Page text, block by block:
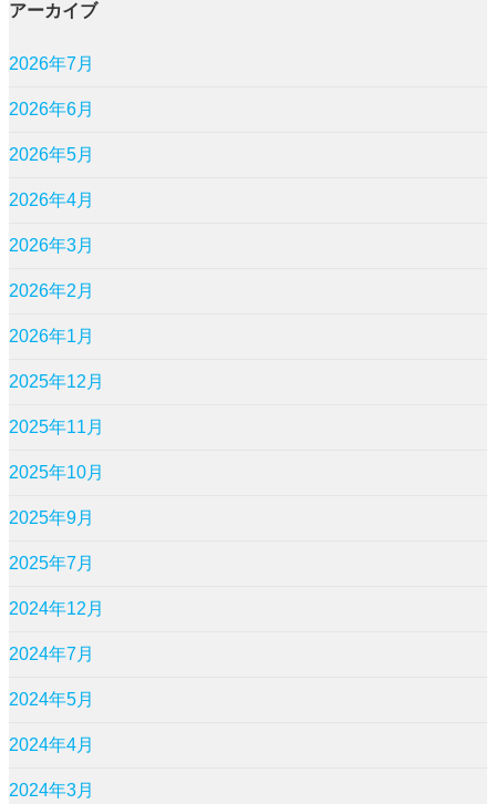
アーカイブ
2026年7月
2026年6月
2026年5月
2026年4月
2026年3月
2026年2月
2026年1月
2025年12月
2025年11月
2025年10月
2025年9月
2025年7月
2024年12月
2024年7月
2024年5月
2024年4月
2024年3月